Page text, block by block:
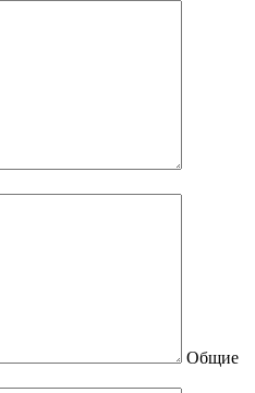
Общие